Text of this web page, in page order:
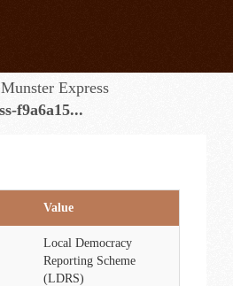
Express
f9a6a15...
Value
Local Democracy
Reporting Scheme
(LDRS)